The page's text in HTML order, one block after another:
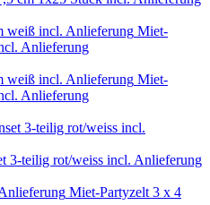
Miet-
Anlieferung
Miet-
Anlieferung
3-teilig rot/weiss incl. Anlieferung
Miet-Partyzelt 3 x 4